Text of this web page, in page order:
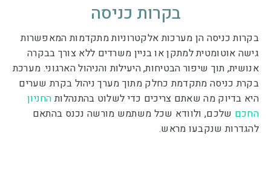
בקרות כניסה
בקרות כניסה הן מערכות אלקטרוניות מתקדמות המאפשרות
גישה אוטומטית למתקן או בניין משרדים ללא צורך בבקרה
אנושית, תוך שיפור הבטיחות, היעילות והניהול הארגוני. מערכת
בקרת כניסה מתקדמת כחלק מתוך מערך ניהול בקרת שערים
היא בדיוק מה שאתם צריכים כדי לשלוט בהתנהלותהחניון
החכם שלכם, ולוודא שכל משתמש מורשה נכנס בהתאם
להגדרות שנקבעו מראש.